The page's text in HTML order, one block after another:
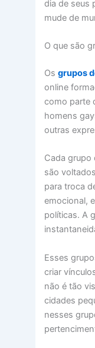
dia de seus
mude de
O que são
Os grupos
online
como parte
homens
outras
Cada grupo
são
para troca
emocional,
políticas. A
Esses
criar
não é tão
cidades
nesses